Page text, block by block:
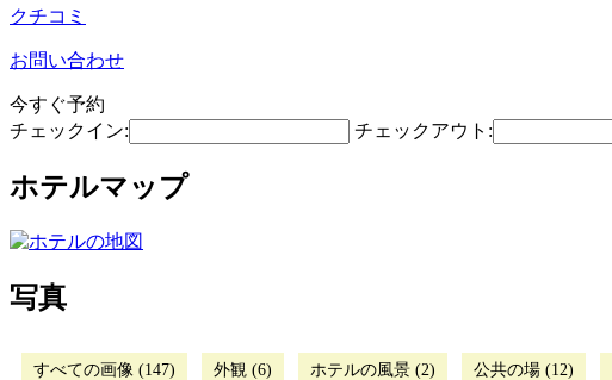
クチコミ
お問い合わせ
今すぐ予約
チェックイン:
チェックアウト:
ホテルマップ
写真
すべての画像 (147) 外観 (6) ホテルの風景 (2) 公共の場 (12)